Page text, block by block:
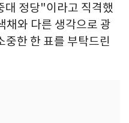
정당"이라고 직격했
채와 다른 생각으로 광
중한 한 표를 부탁드린